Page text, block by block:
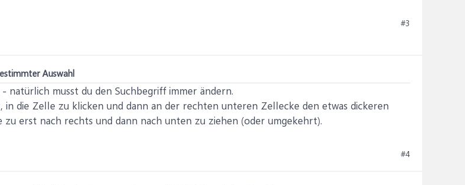
#3
Auswahl
natürlich musst du den Suchbegriff immer ändern.
die Zelle zu klicken und dann an der rechten unteren Zellecke den etwas dickeren
erst nach rechts und dann nach unten zu ziehen (oder umgekehrt).
#4